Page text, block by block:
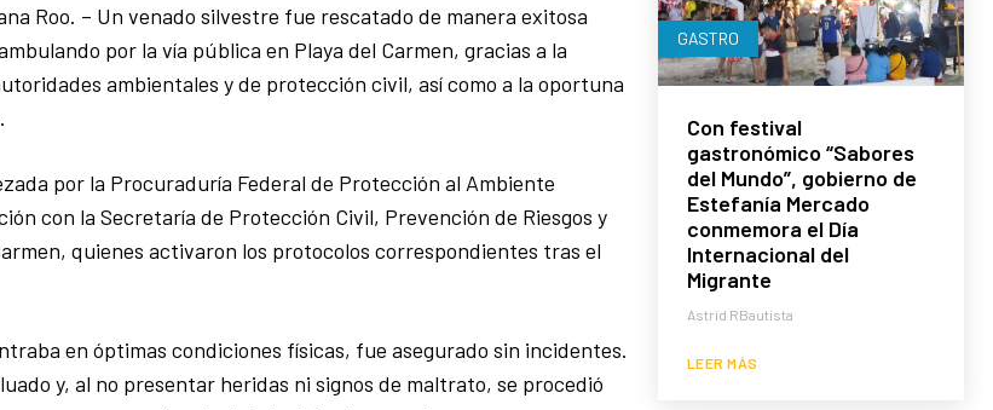
Roo. – Un venado silvestre fue rescatado de manera exitosa
por la vía pública en Playa del Carmen, gracias a la
ambientales y de protección civil, así como a la oportuna
por la Procuraduría Federal de Protección al Ambiente
con la Secretaría de Protección Civil, Prevención de Riesgos y
quienes activaron los protocolos correspondientes tras el
en óptimas condiciones físicas, fue asegurado sin incidentes.
y, al no presentar heridas ni signos de maltrato, se procedió
GASTRO
Con festival
gastronómico “Sabores
del Mundo”, gobierno de
Estefanía Mercado
conmemora el Día
Internacional del
Migrante
Astrid RBautista
LEER MÁS